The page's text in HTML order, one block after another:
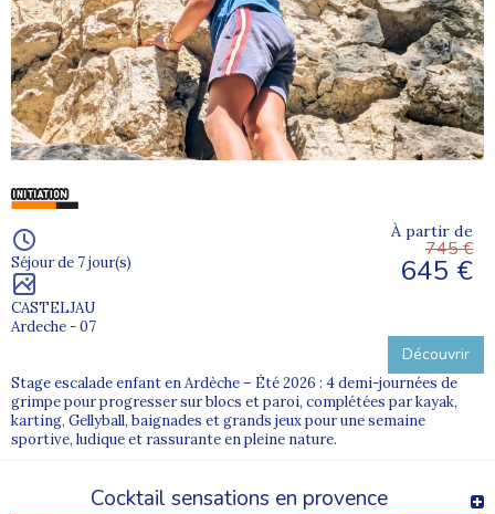
Séjour de 7 jour(s)
CASTELJAU
Ardeche - 07
À partir de
745 €
645 €
Découvrir
Stage escalade enfant en Ardèche – Été 2026 : 4 demi-journées de
grimpe pour progresser sur blocs et paroi, complétées par kayak,
karting, Gellyball, baignades et grands jeux pour une semaine
sportive, ludique et rassurante en pleine nature.
Cocktail sensations en provence